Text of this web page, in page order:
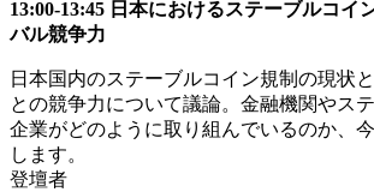
13:00-13:45 日本におけるステーブルコイ
バル競争力
日本国内のステーブルコイン規制の現状
との競争力について議論。金融機関やス
企業がどのように取り組んでいるのか、
します。
登壇者